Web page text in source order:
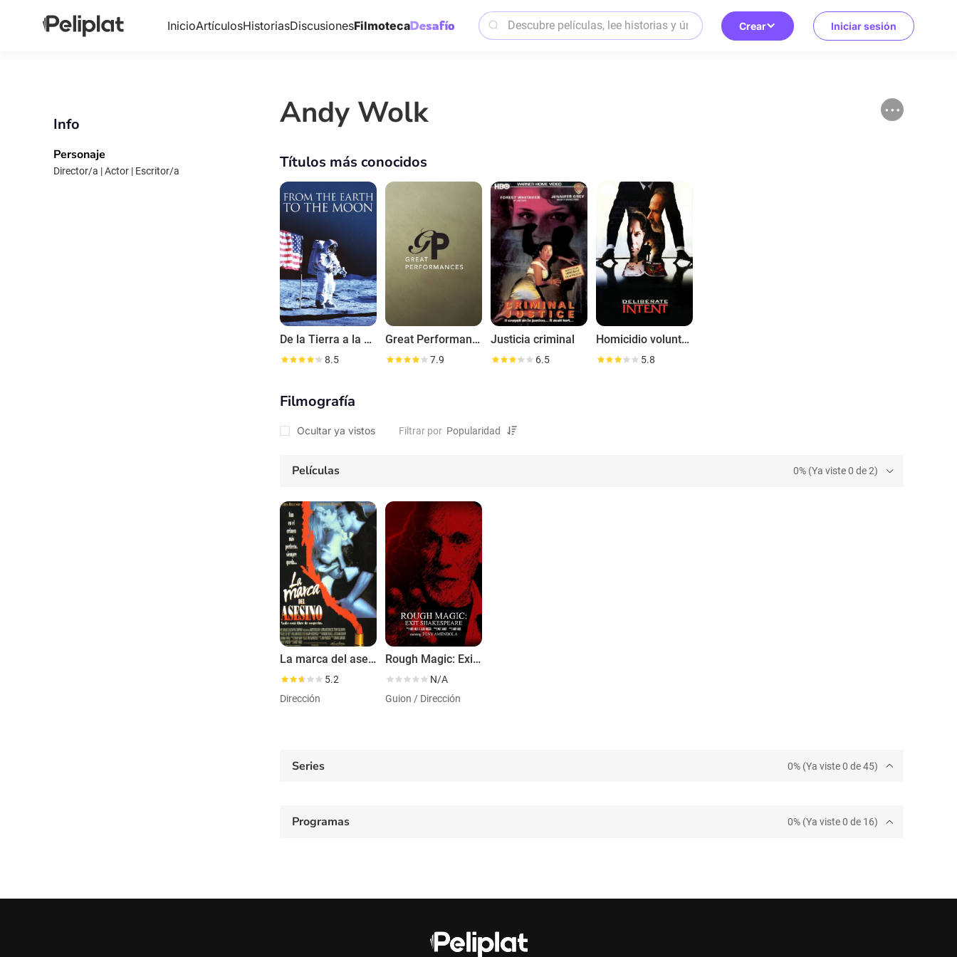
InicioArtículosHistoriasDiscusionesFilmoteca Crear Iniciar sesión
Info
Personaje
Director/a | Actor | Escritor/a
Andy Wolk
Títulos más conocidos
De la Tierra a la Luna
8.5
Great Performances
7.9
Justicia criminal
6.5
Homicidio voluntario
5.8
Filmografía
Ocultar ya vistos Filtrar por
Películas 0% (Ya viste 0 de 2)
La marca del asesino
5.2
Dirección
Rough Magic: Exit Shakespeare
N/A
Guion / Dirección
Series 0% (Ya viste 0 de 45)
Programas 0% (Ya viste 0 de 16)